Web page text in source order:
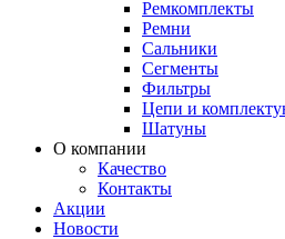
Ремкомплекты
Ремни
Сальники
Сегменты
Фильтры
Цепи и
Шатуны
О компании
Качество
Контакты
Акции
Новости